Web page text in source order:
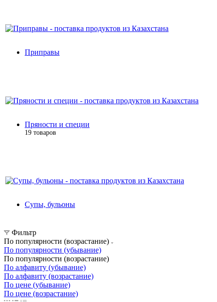
Приправы
Пряности и специи
19 товаров
Супы, бульоны
Фильтр
По популярности (возрастание)
По популярности (убывание)
По популярности (возрастание)
По алфавиту (убывание)
По алфавиту (возрастание)
По цене (убывание)
По цене (возрастание)